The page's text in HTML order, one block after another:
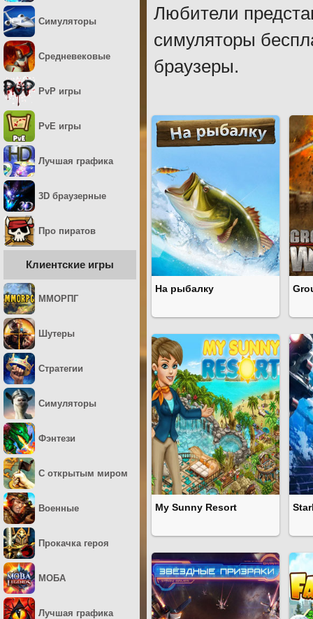
Любители
симуляторы
браузеры.
На рыбалку
My Sunny Resort
Симуляторы
Средневековые
PvP игры
PvE игры
Лучшая графика
3D браузерные
Про пиратов
Клиентские игры
ММОРПГ
Шутеры
Стратегии
Симуляторы
Фэнтези
С открытым миром
Военные
Прокачка героя
МОБА
Лучшая графика